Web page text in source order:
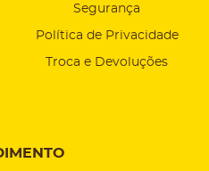
Segurança
Política de Privacidade
Troca e Devoluções